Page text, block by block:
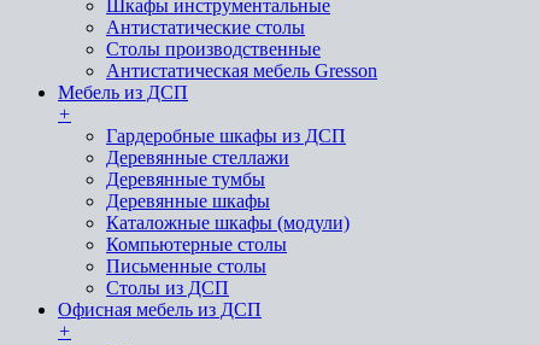
Шкафы инструментальные
Антистатические столы
Столы производственные
Антистатическая мебель Gresson
Мебель из ДСП
+
Гардеробные шкафы из ДСП
Деревянные стеллажи
Деревянные тумбы
Деревянные шкафы
Каталожные шкафы (модули)
Компьютерные столы
Письменные столы
Столы из ДСП
Офисная мебель из ДСП
+